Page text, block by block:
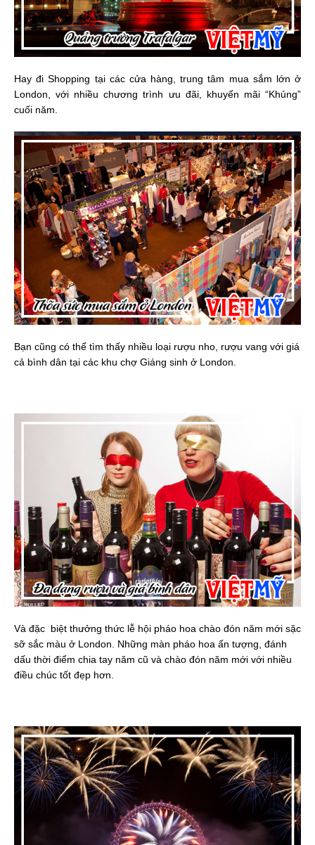
Hay đi Shopping tại các cửa hàng, trung tâm mua sắm lớn ở
London, với nhiều chương trình ưu đãi, khuyến mãi “Khủng”
cuối năm.
Bạn cũng có thể tìm thấy nhiều loại rượu nho, rượu vang với giá
cả bình dân tại các khu chợ Giáng sinh ở London.
Và đặc biệt thưởng thức lễ hội pháo hoa chào đón năm mới sặc
sỡ sắc màu ở London. Những màn pháo hoa ấn tượng, đánh
dấu thời điểm chia tay năm cũ và chào đón năm mới với nhiều
điều chúc tốt đẹp hơn.